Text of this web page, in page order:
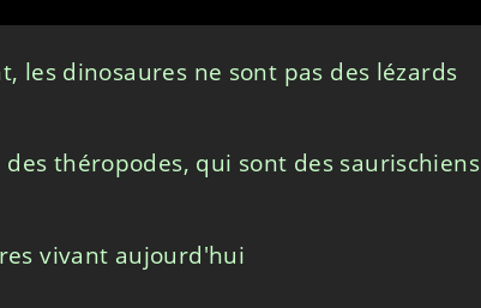
dinosaures ne sont pas des lézards
théropodes, qui sont des saurischiens
vivant aujourd'hui